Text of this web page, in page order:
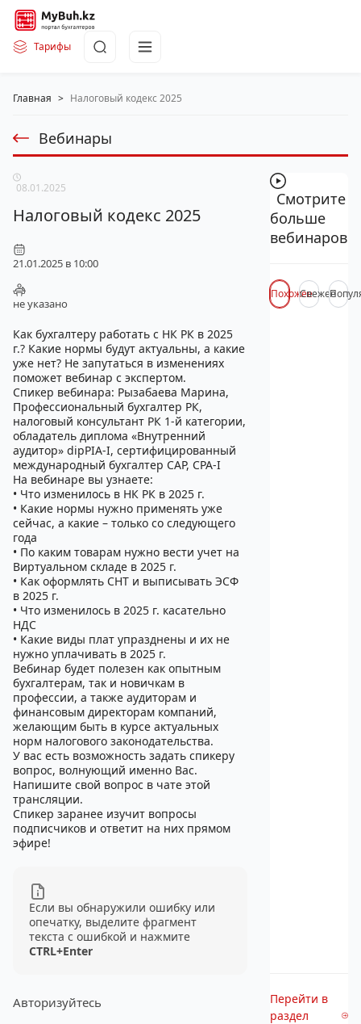
Тарифы
Главная > Налоговый кодекс 2025
Вебинары
08.01.2025
Налоговый кодекс 2025
21.01.2025 в 10:00
не указано
Как бухгалтеру работать с НК РК в 2025
г.? Какие нормы будут актуальны, а какие
уже нет? Не запутаться в изменениях
поможет вебинар с экспертом.
Спикер вебинара: Рызабаева Марина,
Профессиональный бухгалтер РК,
налоговый консультант РК 1-й категории,
обладатель диплома «Внутренний
аудитор» dipPIA-I, сертифицированный
международный бухгалтер CAP, CPA-I
На вебинаре вы узнаете:
• Что изменилось в НК РК в 2025 г.
• Какие нормы нужно применять уже
сейчас, а какие – только со следующего
года
• По каким товарам нужно вести учет на
Виртуальном складе в 2025 г.
• Как оформлять СНТ и выписывать ЭСФ
в 2025 г.
• Что изменилось в 2025 г. касательно
НДС
• Какие виды плат упразднены и их не
нужно уплачивать в 2025 г.
Вебинар будет полезен как опытным
бухгалтерам, так и новичкам в
профессии, а также аудиторам и
финансовым директорам компаний,
желающим быть в курсе актуальных
норм налогового законодательства.
У вас есть возможность задать спикеру
вопрос, волнующий именно Вас.
Напишите свой вопрос в чате этой
трансляции.
Спикер заранее изучит вопросы
подписчиков и ответит на них прямом
эфире!
Если вы обнаружили ошибку или
опечатку, выделите фрагмент
текста с ошибкой и нажмите
CTRL+Enter
Авторизуйтесь
Смотрите
больше
вебинаров
ПохожееСвежее
Перейти в
раздел